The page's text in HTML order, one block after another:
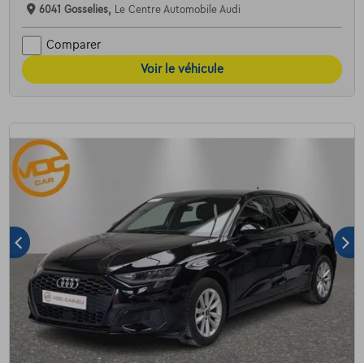
6041 Gosselies, Le Centre Automobile Audi
Comparer
Voir le véhicule